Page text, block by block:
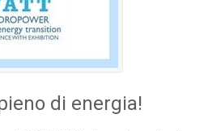
di energia!